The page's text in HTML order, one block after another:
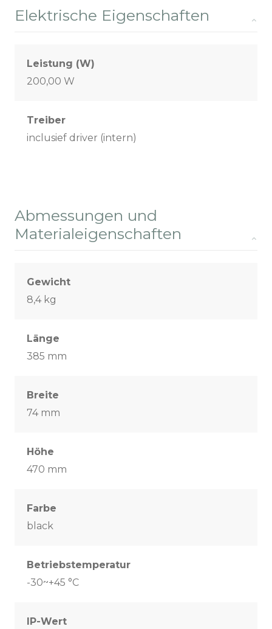
Elektrische Eigenschaften
Leistung (W)
200,00 W
Treiber
inclusief driver (intern)
Abmessungen und
Materialeigenschaften
Gewicht
8,4 kg
Länge
385 mm
Breite
74 mm
Höhe
470 mm
Farbe
black
Betriebstemperatur
-30~+45 °C
IP-Wert